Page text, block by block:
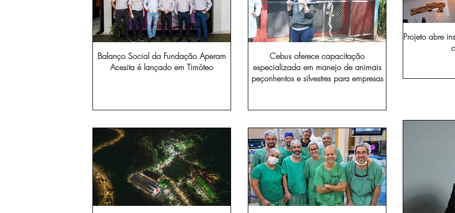
Balanço Social da Fundação Aperam
Acesita é lançado em Timóteo
Cebus oferece capacitação
especializada em manejo de animais
peçonhentos e silvestres para empresas
Projeto abre